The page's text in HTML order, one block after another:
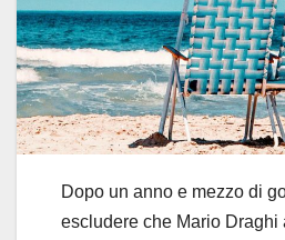
Dopo un anno e mezzo di
escludere che Mario Draghi